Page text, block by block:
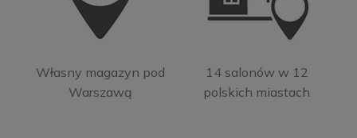
Własny magazyn pod
Warszawą
14 salonów w 12
polskich miastach